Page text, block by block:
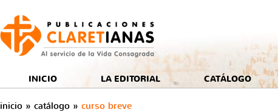
INICIO LA EDITORIAL CATÁLOGO
inicio » catálogo » curso breve